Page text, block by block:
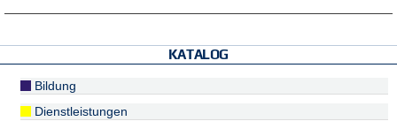
KATALOG
Bildung
Dienstleistungen